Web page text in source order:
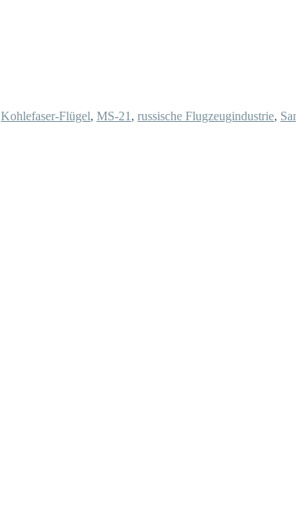
Kohlefaser-Flügel, MS-21 , russische Flugzeugindustrie,